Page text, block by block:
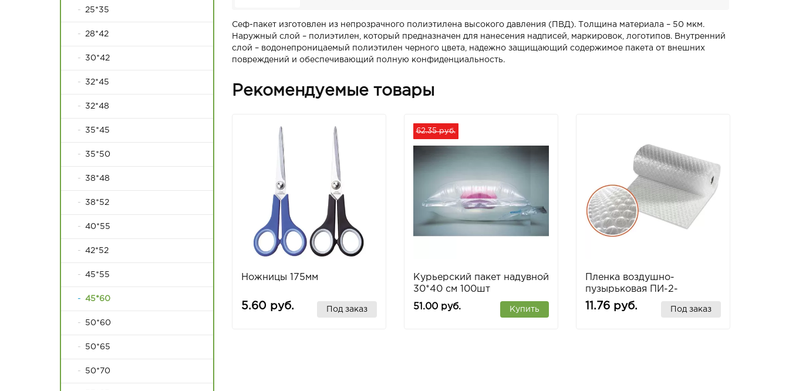
25*35
28*42
30*42
32*45
32*48
35*45
35*50
38*48
38*52
40*55
42*52
45*55
45*60
50*60
50*65
50*70
Сеф-пакет изготовлен из непрозрачного полиэтилена высокого давления (ПВД). Толщина материала – 50 мкм.
Наружный слой – полиэтилен, который предназначен для нанесения надписей, маркировок, логотипов. Внутренний
слой – водонепроницаемый полиэтилен черного цвета, надежно защищающий содержимое пакета от внешних
повреждений и обеспечивающий полную конфиденциальность.
Рекомендуемые товары
Ножницы 175мм
5.60 руб. Под заказ
62.35 руб.
Курьерский пакет надувной
30*40 см 100шт
51.00 руб.
Купить
Пленка воздушно-
пузырьковая ПИ-2-
55/200мм (100 п.м. )
11.76 руб. Под заказ